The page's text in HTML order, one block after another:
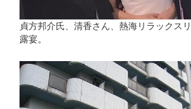
貞方邦介氏、清香さん、熱海リラックス
露宴。